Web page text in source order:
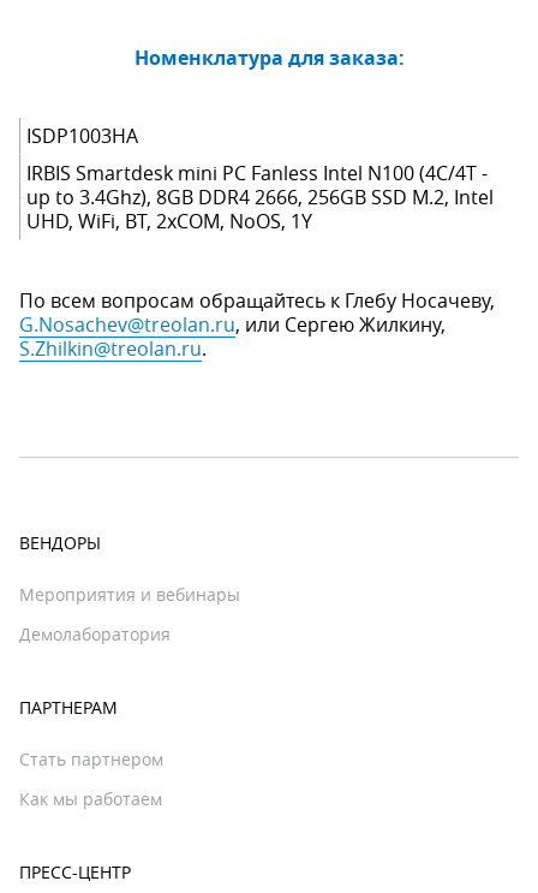
Номенклатура для заказа:
ISDP1003HA
IRBIS Smartdesk mini PC Fanless Intel N100 (4C/4T -
up to 3.4Ghz), 8GB DDR4 2666, 256GB SSD M.2, Intel
UHD, WiFi, BT, 2xCOM, NoOS, 1Y
По всем вопросам обращайтесь к Глебу Носачеву,
G.Nosachev@treolan.ru, или Сергею Жилкину,
S.Zhilkin@treolan.ru.
ВЕНДОРЫ
Мероприятия и вебинары
Демолаборатория
ПАРТНЕРАМ
Стать партнером
Как мы работаем
ПРЕСС-ЦЕНТР